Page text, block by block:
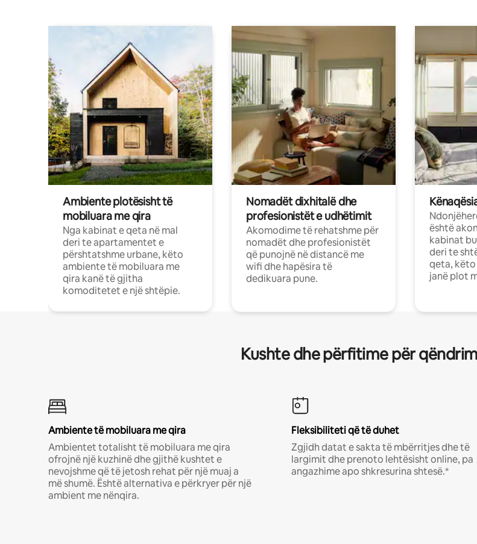
Ambiente plotësisht të
mobiluara me qira
Nga kabinat e qeta në mal
deri te apartamentet e
përshtatshme urbane, këto
ambiente të mobiluara me
qira kanë të gjitha
komoditetet e një shtëpie.
Nomadët dixhitalë dhe
profesionistët e udhëtimit
Akomodime të rehatshme për
nomadët dhe profesionistët
që punojnë në distancë me
wifi dhe hapësira të
dedikuara pune.
është
kabinat
deri te
qeta, këto
janë plot
Kushte dhe përfitime për
Ambiente të mobiluara me qira
Ambientet totalisht të mobiluara me qira
ofrojnë një kuzhinë dhe gjithë kushtet e
nevojshme që të jetosh rehat për një muaj a
më shumë. Është alternativa e përkryer për një
ambient me nënqira.
Fleksibiliteti që të duhet
Zgjidh datat e sakta të mbërritjes dhe të
largimit dhe prenoto lehtësisht online, pa
angazhime apo shkresurina shtesë.*